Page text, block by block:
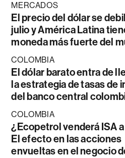
MERCADOS
El precio del dólar se
julio y América Latina
moneda más fuerte del
COLOMBIA
El dólar barato entra de
la estrategia de tasas de
del banco central
COLOMBIA
¿Ecopetrol venderá ISA
El efecto en las acciones
envueltas en el negocio